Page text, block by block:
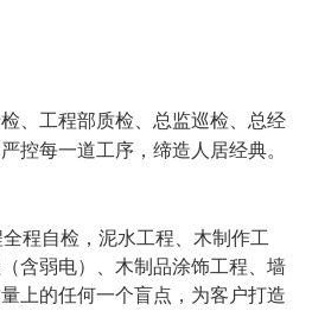
、工程部质检、总监巡检、总经
控每一道工序，缔造人居经典。
程自检，泥水工程、木制作工
含弱电）、木制品涂饰工程、墙
上的任何一个盲点，为客户打造